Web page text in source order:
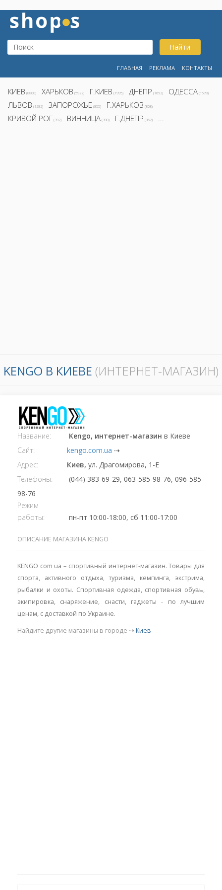
Найти
ГЛАВНАЯ РЕКЛАМА КОНТАКТЫ
КИЕВ (8800) ХАРЬКОВ (5922) Г.КИЕВ (1995) ДНЕПР (1692) ОДЕССА (1578)
ЛЬВОВ (1282) ЗАПОРОЖЬЕ (855) Г.ХАРЬКОВ (808)
КРИВОЙ РОГ (392) ВИННИЦА (390) Г.ДНЕПР (362) ...
KENGO В КИЕВЕ (ИНТЕРНЕТ-МАГАЗИН)
Название: Kengo, интернет-магазин в Киеве
Сайт:
kengo.com.ua ⇢
Адрес:
Киев, ул. Драгомирова, 1-Е
Телефоны:
(044) 383-69-29, 063-585-98-76, 096-585-
98-76
Режим
работы:
пн-пт 10:00-18:00, сб 11:00-17:00
ОПИСАНИЕ МАГАЗИНА KENGO
KENGO com ua – спортивный интернет-магазин. Товары для
спорта, активного отдыха, туризма, кемпинга, экстрима,
рыбалки и охоты. Спортивная одежда, спортивная обувь,
экипировка, снаряжение, снасти, гаджеты - по лучшим
ценам, с доставкой по Украине.
Найдите другие магазины в городе ⇢ Киев